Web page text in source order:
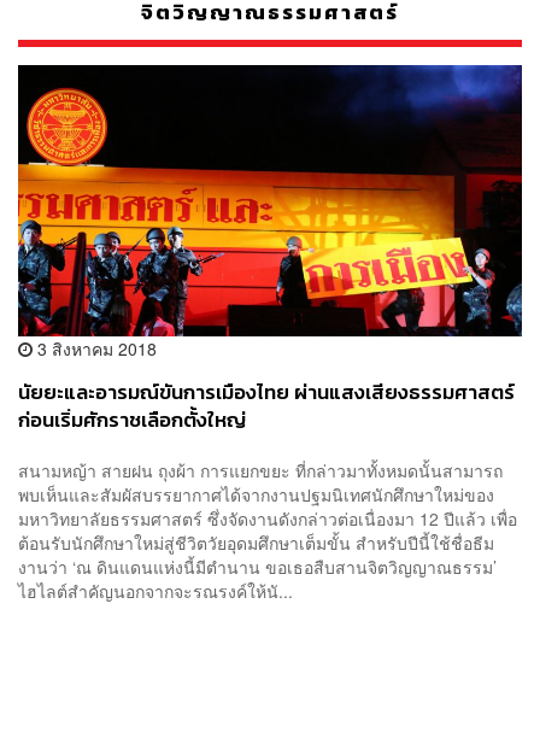
จิตวิญญาณธรรมศาสตร์
3 สิงหาคม 2018
นัยยะและอารมณ์ขันการเมืองไทย ผ่านแสงเสียงธรรมศาสตร์
ก่อนเริ่มศักราชเลือกตั้งใหญ่
สนามหญ้า สายฝน ถุงผ้า การแยกขยะ ที่กล่าวมาทั้งหมดนั้นสามารถ
พบเห็นและสัมผัสบรรยากาศได้จากงานปฐมนิเทศนักศึกษาใหม่ของ
มหาวิทยาลัยธรรมศาสตร์ ซึ่งจัดงานดังกล่าวต่อเนื่องมา 12 ปีแล้ว เพื่อ
ต้อนรับนักศึกษาใหม่สู่ชีวิตวัยอุดมศึกษาเต็มขั้น สำหรับปีนี้ใช้ชื่อธีม
งานว่า ‘ณ ดินแดนแห่งนี้มีตำนาน ขอเธอสืบสานจิตวิญญาณธรรม’
ไฮไลต์สำคัญนอกจากจะรณรงค์ให้นั...